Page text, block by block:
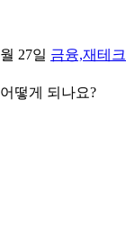
27일 금융,재테크
떻게 되나요?